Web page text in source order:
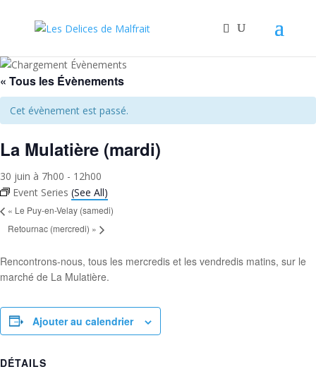
« Tous les Évènements
Cet évènement est passé.
La Mulatière (mardi)
30 juin à 7h00 - 12h00
Event Series (See All)
« Le Puy-en-Velay (samedi)
Retournac (mercredi) »
Rencontrons-nous, tous les mercredis et les vendredis matins, sur le
marché de La Mulatière.
Ajouter au calendrier
DÉTAILS